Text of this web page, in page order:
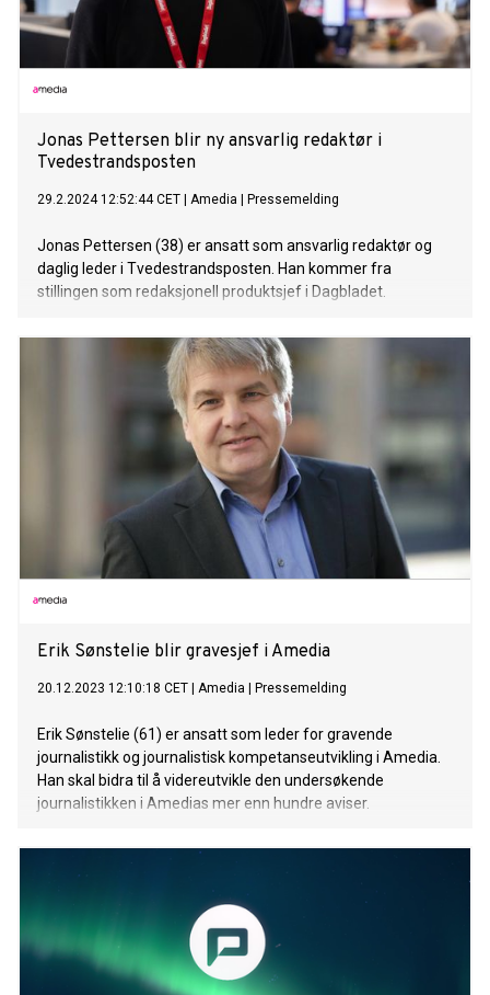
Jonas Pettersen blir ny ansvarlig redaktør i
Tvedestrandsposten
29.2.2024 12:52:44 CET Amedia Pressemelding
Jonas Pettersen (38) er ansatt som ansvarlig redaktør og
daglig leder i Tvedestrandsposten. Han kommer fra
stillingen som redaksjonell produktsjef i Dagbladet.
Erik Sønstelie blir gravesjef i Amedia
20.12.2023 12:10:18 CET Amedia Pressemelding
Erik Sønstelie (61) er ansatt som leder for gravende
journalistikk og journalistisk kompetanseutvikling i Amedia.
Han skal bidra til å videreutvikle den undersøkende
journalistikken i Amedias mer enn hundre aviser.